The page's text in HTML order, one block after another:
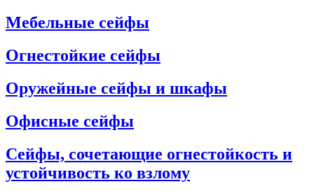
Мебельные сейфы
Огнестойкие сейфы
Оружейные сейфы и шкафы
Офисные сейфы
Сейфы, сочетающие огнестойкость и
устойчивость ко взлому